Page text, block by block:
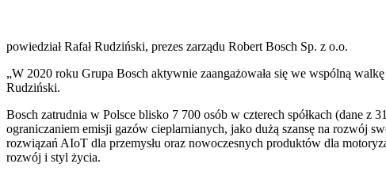
powiedział Rafał Rudziński, prezes zarządu Robert Bosch Sp. z o.o.
„W 2020 roku Grupa Bosch aktywnie zaangażowała się we wspólną
Rudziński.
Bosch zatrudnia w Polsce blisko 7 700 osób w czterech spółkach (dane
ograniczaniem emisji gazów cieplarnianych, jako dużą szansę na rozwój
rozwiązań AIoT dla przemysłu oraz nowoczesnych produktów dla
rozwój i styl życia.